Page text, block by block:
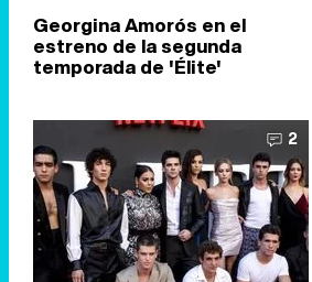
Georgina Amorós en el
estreno de la segunda
temporada de 'Élite'
2